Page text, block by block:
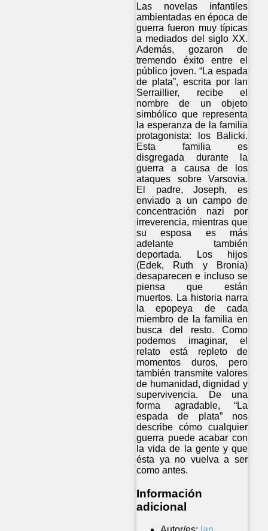
Las novelas infantiles
ambientadas en época de
guerra fueron muy típicas
a mediados del siglo XX.
Además, gozaron de
tremendo éxito entre el
público joven. “La espada
de plata”, escrita por Ian
Serraillier, recibe el
nombre de un objeto
simbólico que representa
la esperanza de la familia
protagonista: los Balicki.
Esta familia es
disgregada durante la
guerra a causa de los
ataques sobre Varsovia.
El padre, Joseph, es
enviado a un campo de
concentración nazi por
irreverencia, mientras que
su esposa es más
adelante también
deportada. Los hijos
(Edek, Ruth y Bronia)
desaparecen e incluso se
piensa que están
muertos. La historia narra
la epopeya de cada
miembro de la familia en
busca del resto. Como
podemos imaginar, el
relato está repleto de
momentos duros, pero
también transmite valores
de humanidad, dignidad y
supervivencia. De una
forma agradable, “La
espada de plata” nos
describe cómo cualquier
guerra puede acabar con
la vida de la gente y que
ésta ya no vuelva a ser
como antes.
Información
adicional